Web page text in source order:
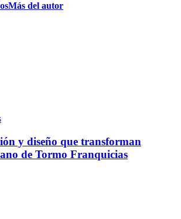
Más del autor
y diseño que transforman
de Tormo Franquicias